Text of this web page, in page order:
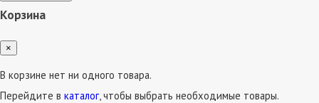
Корзина
×
В корзине нет ни одного товара.
Перейдите в каталог, чтобы выбрать необходимые товары.